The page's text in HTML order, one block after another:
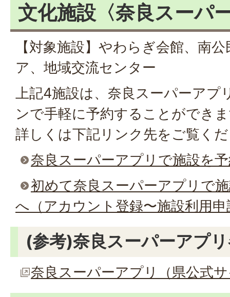
文化施設〈奈良スーパ
【対象施設】やわらぎ会館、南
ア、地域交流センター
上記4施設は、奈良スーパーアプ
ンで手軽に予約することができ
詳しくは下記リンク先をご覧く
奈良スーパーアプリで施設を
初めて奈良スーパーアプリで
へ（アカウント登録〜施設利用申
(参考)奈良スーパーアプ
奈良スーパーアプリ（県公式